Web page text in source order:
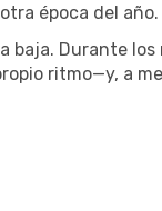
época del año.
baja. Durante los
ritmo—y, a